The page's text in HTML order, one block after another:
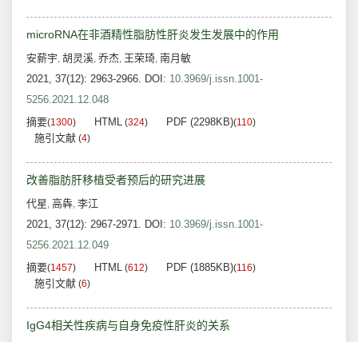
microRNA在非酒精性脂肪性肝炎发生发展中的作用
安薪宇, 胡灵溪, 乔杰, 王荣琦, 南月敏
2021, 37(12): 2963-2966. DOI: 10.3969/j.issn.1001-
5256.2021.12.048
摘要(1300) HTML (324) PDF (2298KB)(110)
施引文献 (4)
改善脂肪肝移植受者预后的研究进展
代星, 高犇, 李江
2021, 37(12): 2967-2971. DOI: 10.3969/j.issn.1001-
5256.2021.12.049
摘要(1457) HTML (612) PDF (1885KB)(116)
施引文献 (6)
IgG4相关性疾病与自身免疫性肝炎的关系